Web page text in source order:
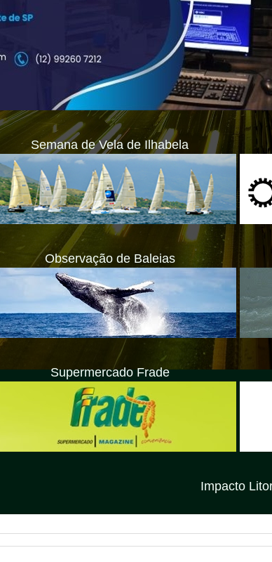
Semana de Vela de Ilhabela
Observação de Baleias
Supermercado Frade
Impacto Litoral Norte SP